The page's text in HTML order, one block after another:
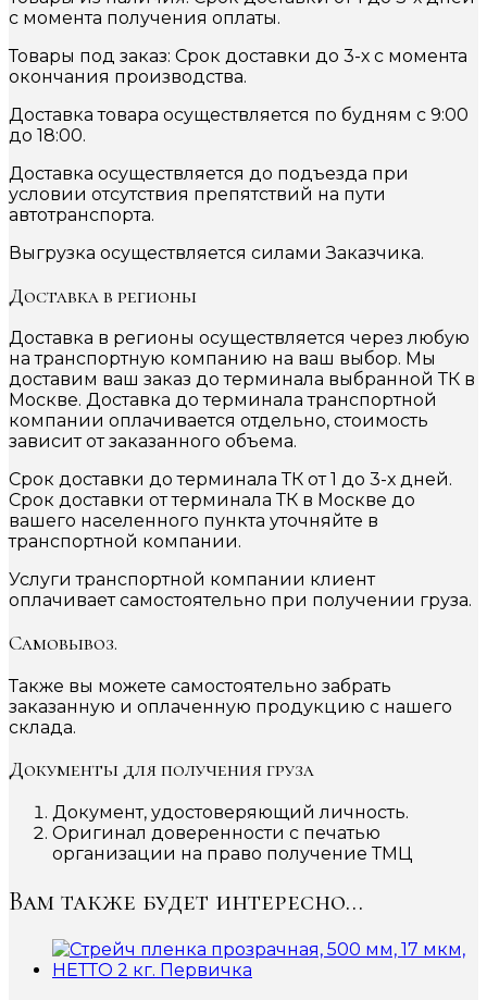
с момента получения оплаты.
Товары под заказ: Срок доставки до 3-х с момента
окончания производства.
Доставка товара осуществляется по будням с 9:00
до 18:00.
Доставка осуществляется до подъезда при
условии отсутствия препятствий на пути
автотранспорта.
Выгрузка осуществляется силами Заказчика.
Доставка в регионы
Доставка в регионы осуществляется через любую
на транспортную компанию на ваш выбор. Мы
доставим ваш заказ до терминала выбранной ТК в
Москве. Доставка до терминала транспортной
компании оплачивается отдельно, стоимость
зависит от заказанного объема.
Срок доставки до терминала ТК от 1 до 3-х дней.
Срок доставки от терминала ТК в Москве до
вашего населенного пункта уточняйте в
транспортной компании.
Услуги транспортной компании клиент
оплачивает самостоятельно при получении груза.
Самовывоз.
Также вы можете самостоятельно забрать
заказанную и оплаченную продукцию с нашего
склада.
Документы для получения груза
Документ, удостоверяющий личность.
Оригинал доверенности с печатью
организации на право получение ТМЦ
Вам также будет интересно…